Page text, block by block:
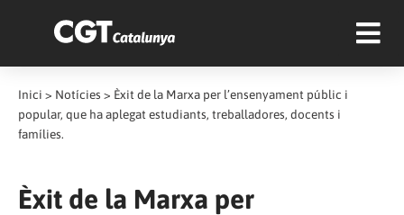
Inici > Notícies > Èxit de la Marxa per l’ensenyament públic i
popular, que ha aplegat estudiants, treballadores, docents i
famílies.
Èxit de la Marxa per